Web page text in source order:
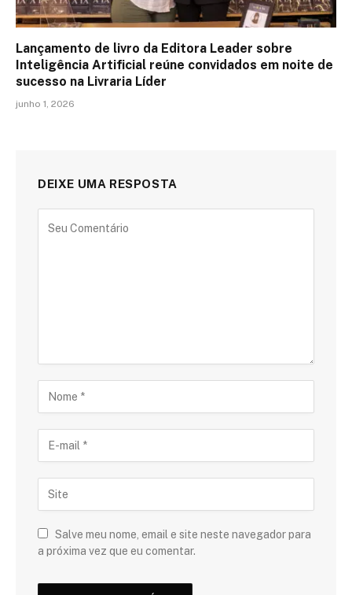
Lançamento de livro da Editora Leader sobre
Inteligência Artificial reúne convidados em noite de
sucesso na Livraria Líder
junho 1, 2026
DEIXE UMA RESPOSTA
Salve meu nome, email e site neste navegador para
a próxima vez que eu comentar.